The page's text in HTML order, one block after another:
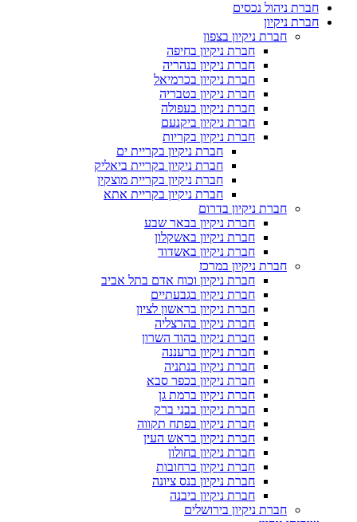
חברת ניהול נכסים
חברת ניקיון
חברת ניקיון בצפון
חברת ניקיון בחיפה
חברת ניקיון בנהריה
חברת ניקיון בכרמיאל
חברת ניקיון בטבריה
חברת ניקיון בעפולה
חברת ניקיון ביקנעם
חברת ניקיון בקריות
חברת ניקיון בקריית ים
חברת ניקיון בקריית ביאליק
חברת ניקיון בקריית מוצקין
חברת ניקיון בקריית אתא
חברת ניקיון בדרום
חברת ניקיון בבאר שבע
חברת ניקיון באשקלון
חברת ניקיון באשדוד
חברת ניקיון במרכז
חברת ניקיון וכוח אדם בתל אביב
חברת ניקיון בגבעתיים
חברת ניקיון בראשון לציון
חברת ניקיון בהרצליה
חברת ניקיון בהוד השרון
חברת ניקיון ברעננה
חברת ניקיון בנתניה
חברת ניקיון בכפר סבא
חברת ניקיון ברמת גן
חברת ניקיון בבני ברק
חברת ניקיון בפתח תקווה
חברת ניקיון בראש העין
חברת ניקיון בחולון
חברת ניקיון ברחובות
חברת ניקיון בנס ציונה
חברת ניקיון ביבנה
חברת ניקיון בירושלים